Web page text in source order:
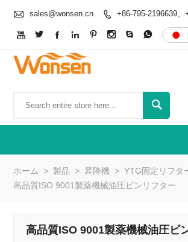
 sales@wonsen.cn  +86-795-2196639、
       

ホーム > 製品 > 昇降機 > YTG固定リフタ
高品質ISO 9001製薬機械油圧ビンリフター
高品質ISO 9001製薬機械油圧ビ